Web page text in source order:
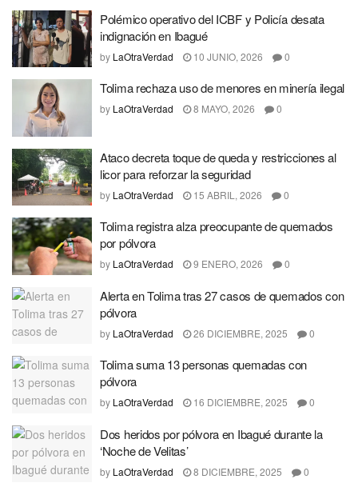
Polémico operativo del ICBF y Policía desata
indignación en Ibagué
by LaOtraVerdad 10 JUNIO, 2026 0
Tolima rechaza uso de menores en minería ilegal
by LaOtraVerdad 8 MAYO, 2026 0
Ataco decreta toque de queda y restricciones al
licor para reforzar la seguridad
by LaOtraVerdad 15 ABRIL, 2026 0
Tolima registra alza preocupante de quemados
por pólvora
by LaOtraVerdad 9 ENERO, 2026 0
Alerta en Tolima tras 27 casos de quemados con
pólvora
by LaOtraVerdad 26 DICIEMBRE, 2025 0
Tolima suma 13 personas quemadas con
pólvora
by LaOtraVerdad 16 DICIEMBRE, 2025 0
Dos heridos por pólvora en Ibagué durante la
‘Noche de Velitas’
by LaOtraVerdad 8 DICIEMBRE, 2025 0